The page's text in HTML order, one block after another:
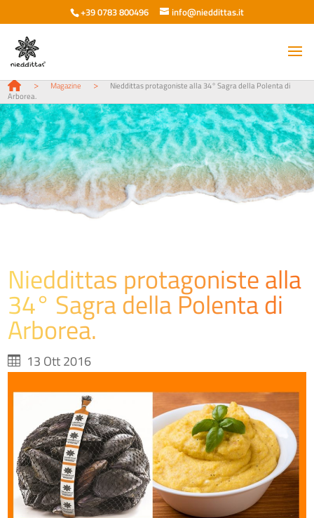
+39 0783 800496 info@nieddittas.it
> Magazine >
Nieddittas protagoniste alla 34° Sagra della Polenta di
Arborea.
Nieddittas protagoniste alla
34° Sagra della Polenta di
Arborea.
13 Ott 2016